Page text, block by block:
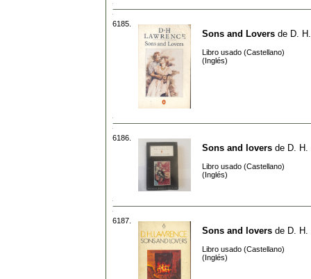
6185.
Sons and Lovers de D.
Libro usado (Castellano)
(Inglés)
6186.
Sons and lovers de D. H.
Libro usado (Castellano)
(Inglés)
6187.
Sons and lovers de D. H.
Libro usado (Castellano)
(Inglés)